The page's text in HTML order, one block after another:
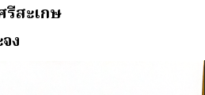
รีสะเกษ
ง